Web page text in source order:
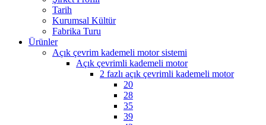
Tarih
Kurumsal Kültür
Fabrika Turu
Ürünler
Açık çevrim kademeli motor sistemi
Açık çevrimli kademeli motor
2 fazlı açık çevrimli kademeli motor
20
28
35
39